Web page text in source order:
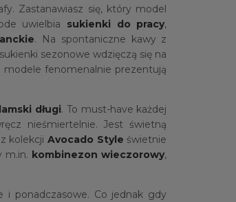
Zastanawiasz się, który model
uwielbia sukienki do pracy,
. Na spontaniczne kawy z
sezonowe wdzięczą się na
modele fenomenalnie prezentują
długi. To must-have każdej
nieśmiertelnie. Jest świetną
z kolekcjiAvocado Style świetnie
m.in. kombinezon wieczorowy,
i ponadczasowe. Co jednak gdy